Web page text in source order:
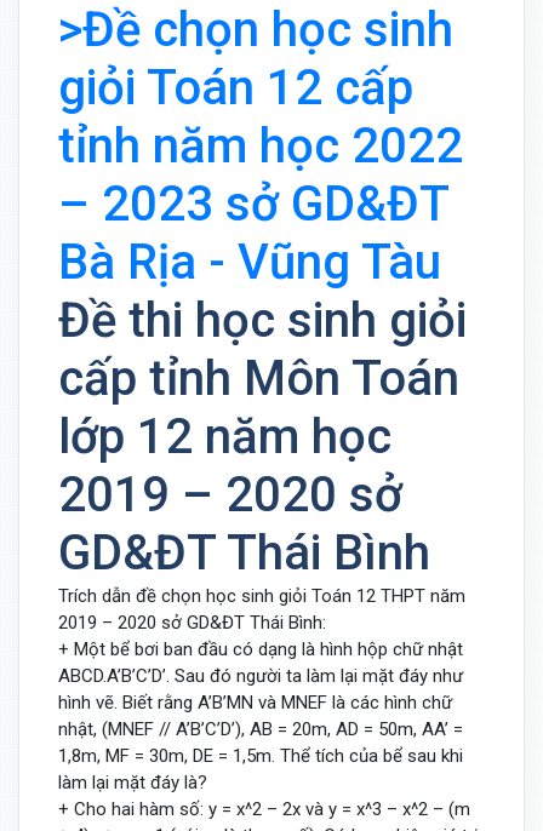
>Đề chọn học sinh
giỏi Toán 12 cấp
tỉnh năm học 2022
– 2023 sở GD&ĐT
Bà Rịa - Vũng Tàu
Đề thi học sinh giỏi
cấp tỉnh Môn Toán
lớp 12 năm học
2019 – 2020 sở
GD&ĐT Thái Bình
Trích dẫn đề chọn học sinh giỏi Toán 12 THPT năm
2019 – 2020 sở GD&ĐT Thái Bình:
+ Một bể bơi ban đầu có dạng là hình hộp chữ nhật
ABCD.A’B’C’D’. Sau đó người ta làm lại mặt đáy như
hình vẽ. Biết rằng A’B’MN và MNEF là các hình chữ
nhật, (MNEF // A’B’C’D’), AB = 20m, AD = 50m, AA’ =
1,8m, MF = 30m, DE = 1,5m. Thể tích của bể sau khi
làm lại mặt đáy là?
+ Cho hai hàm số: y = x^2 – 2x và y = x^3 – x^2 – (m